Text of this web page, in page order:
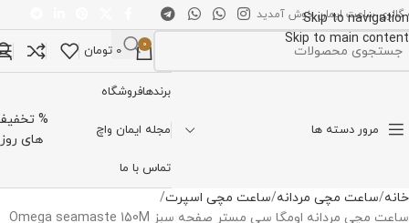
Skip to navigation
Skip to main content
گالری ساعت ایمان خوش آمدید
0
0 تومان
مرور دسته ها
برندهافروشگاه
مجله ایمان واچ
تماس با ما
%
های روز
خانه ساعت مچی مردانه ساعت مچی اسپرت
ساعت مچی مردانه اومگا سی مستر صفحه سبز Omega seamaste 150M